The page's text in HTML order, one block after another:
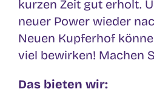
kurzen Zeit gut erholt.
neuer Power wieder
Neuen Kupferhof
viel bewirken! Machen
Das bieten wir: